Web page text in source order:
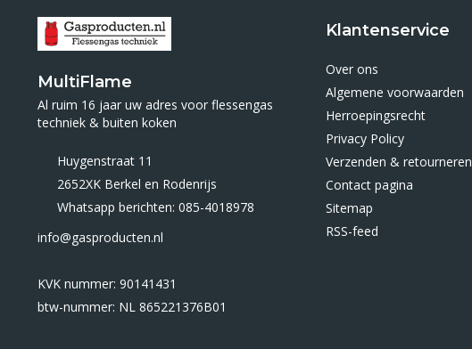
MultiFlame
Al ruim 16 jaar uw adres voor flessengas
techniek & buiten koken
Huygenstraat 11
2652XK Berkel en Rodenrijs
Whatsapp berichten: 085-4018978
info@gasproducten.nl
KVK nummer: 90141431
btw-nummer: NL 865221376B01
Klantenservice
Over ons
Algemene voorwaarden
Herroepingsrecht
Privacy Policy
Verzenden & retourneren
Contact pagina
Sitemap
RSS-feed